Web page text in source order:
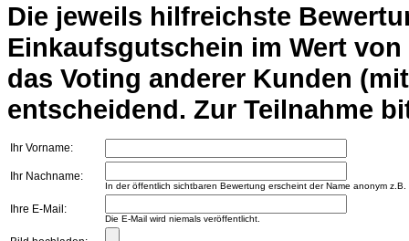
Die jeweils hilfreichste
Einkaufsgutschein im Wert
das Voting anderer Kunden
entscheidend. Zur Teilnahme
Ihr Vorname:
Ihr Nachname:
In der öffentlich sichtbaren Bewertung erscheint der Name anonym
Ihre E-Mail:
Die E-Mail wird niemals veröffentlicht.